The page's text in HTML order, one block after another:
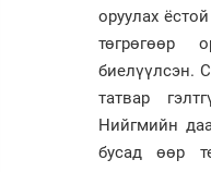
оруулах
төгрөгөөр
биелүүлсэн.
татвар
Нийгмийн
бусад өөр